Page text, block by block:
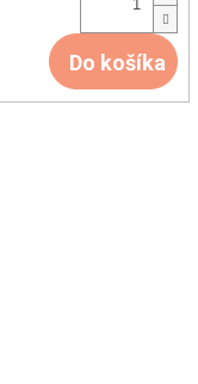
Do košíka